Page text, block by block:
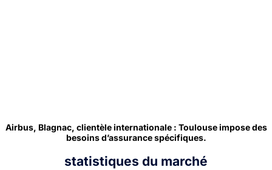
Airbus, Blagnac, clientèle internationale : Toulouse impose des
besoins d’assurance spécifiques.
statistiques du marché